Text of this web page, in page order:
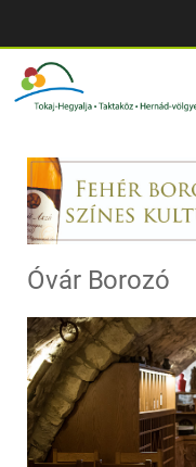
Óvár Borozó